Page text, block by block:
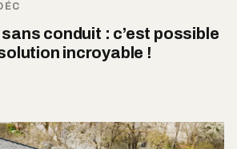
conduit : c’est possible
incroyable !